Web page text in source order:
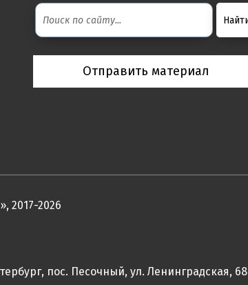
Отправить материал
2017-2026
пос. Песочный, ул. Ленинградская, 68